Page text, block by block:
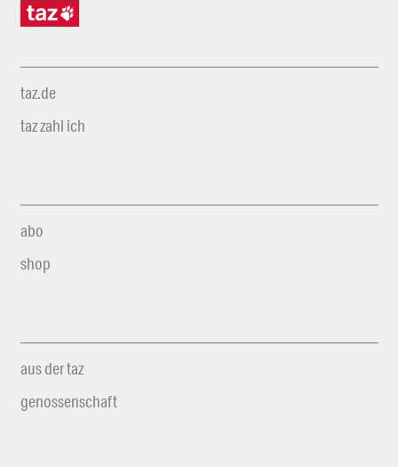
taz.de
taz zahl ich
abo
shop
aus der taz
genossenschaft